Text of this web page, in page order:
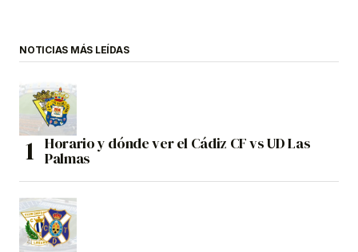
NOTICIAS MÁS LEÍDAS
Horario y dónde ver el Cádiz CF vs UD Las
Palmas